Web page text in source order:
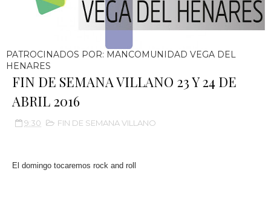
PATROCINADOS POR: MANCOMUNIDAD VEGA DEL
HENARES
FIN DE SEMANA VILLANO 23 Y 24 DE
ABRIL 2016
9:30 FIN DE SEMANA VILLANO
El domingo tocaremos rock and roll